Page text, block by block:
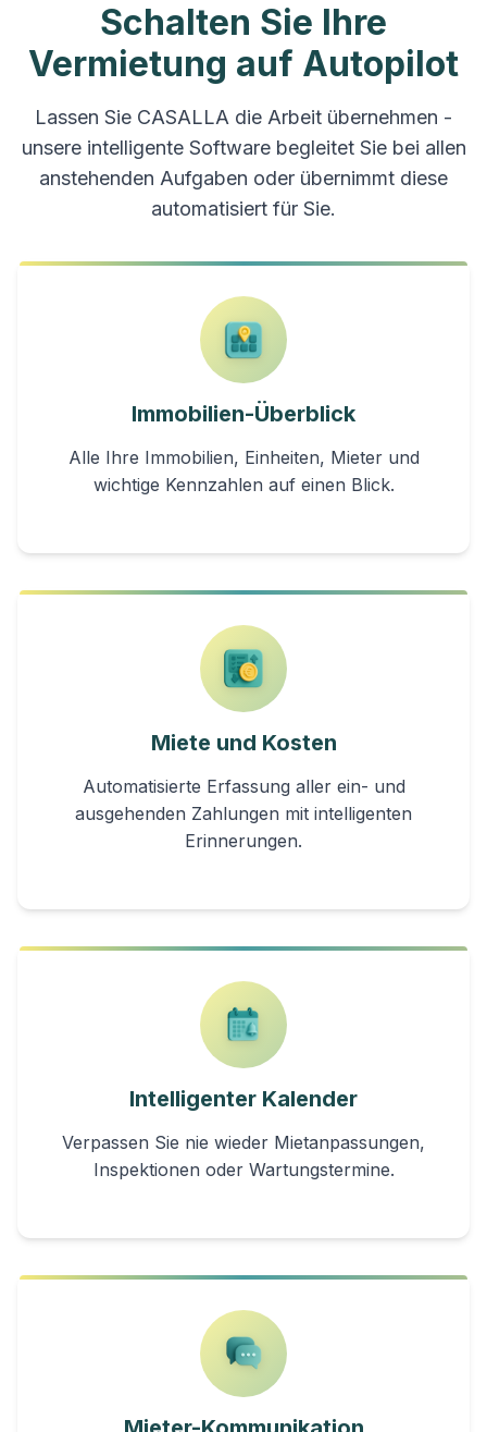
Schalten Sie Ihre
Vermietung auf Autopilot
Lassen Sie CASALLA die Arbeit übernehmen -
unsere intelligente Software begleitet Sie bei allen
anstehenden Aufgaben oder übernimmt diese
automatisiert für Sie.
Immobilien-​Überblick
Alle Ihre Immobilien, Einheiten, Mieter und
wichtige Kennzahlen auf einen Blick.
Miete und Kosten
Automatisierte Erfassung aller ein- und
ausgehenden Zahlungen mit intelligenten
Erinnerungen.
Intelligenter Kalender
Verpassen Sie nie wieder Mietanpassungen,
Inspektionen oder Wartungstermine.